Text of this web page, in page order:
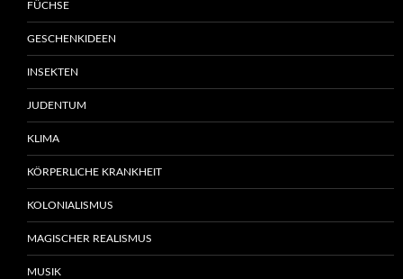
FÜCHSE
GESCHENKIDEEN
INSEKTEN
JUDENTUM
KLIMA
KÖRPERLICHE KRANKHEIT
KOLONIALISMUS
MAGISCHER REALISMUS
MUSIK